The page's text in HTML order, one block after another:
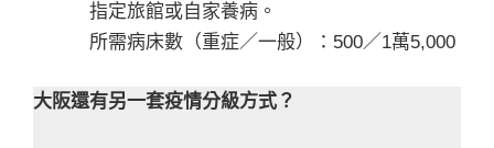
指定旅館或自家養病。
所需病床數（重症／一般）：500／1萬5,000
大阪還有另一套疫情分級方式？